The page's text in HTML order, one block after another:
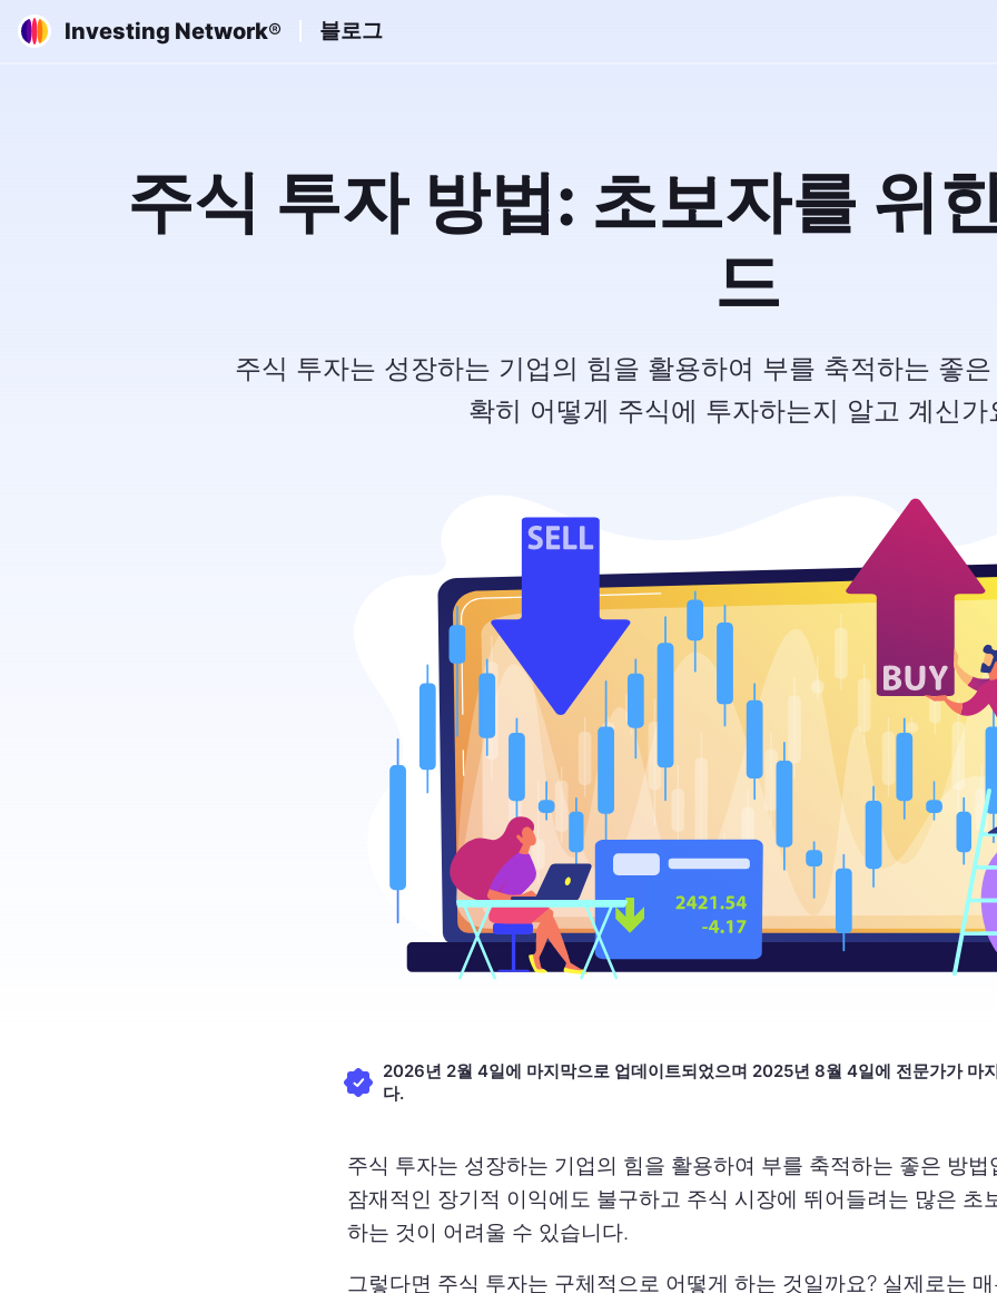
Investing Network® 블로그
주식 투자 방법: 초보자를 위
드
주식 투자는 성장하는 기업의 힘을 활용하여 부를 축적하는 좋
확히 어떻게 주식에 투자하는지 알고 계신가
2026년 2월 4일에 마지막으로 업데이트되었으며 2025년 8월 4일에 전문가가 마
다.
주식 투자는 성장하는 기업의 힘을 활용하여 부를 축적하는 좋은 방법
잠재적인 장기적 이익에도 불구하고 주식 시장에 뛰어들려는 많은 초
하는 것이 어려울 수 있습니다.
그렇다면 주식 투자는 구체적으로 어떻게 하는 것일까요? 실제로는